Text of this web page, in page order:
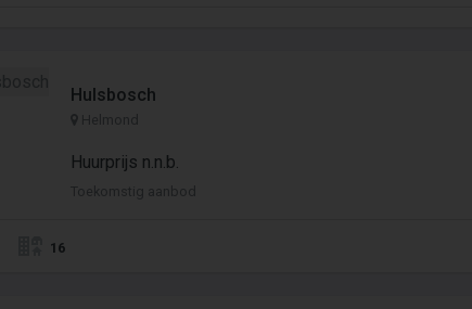
Hulsbosch
Helmond
Huurprijs n.n.b.
Toekomstig aanbod
16